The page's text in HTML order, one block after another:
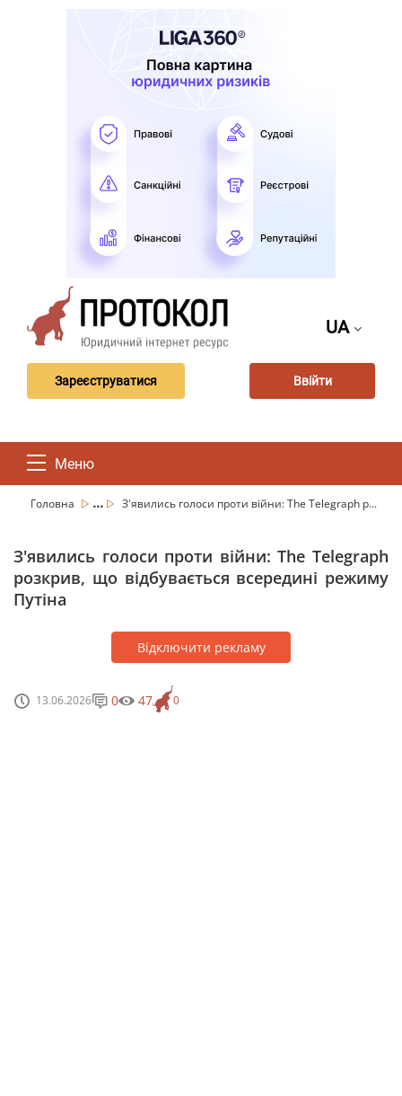
UA
Зареєструватися Ввійти
Меню
Головна ... З'явились голоси проти війни: The Telegraph р...
З'явились голоси проти війни: The Telegraph
розкрив, що відбувається всередині режиму
Путіна
Відключити рекламу
13.06.2026 0
0 47